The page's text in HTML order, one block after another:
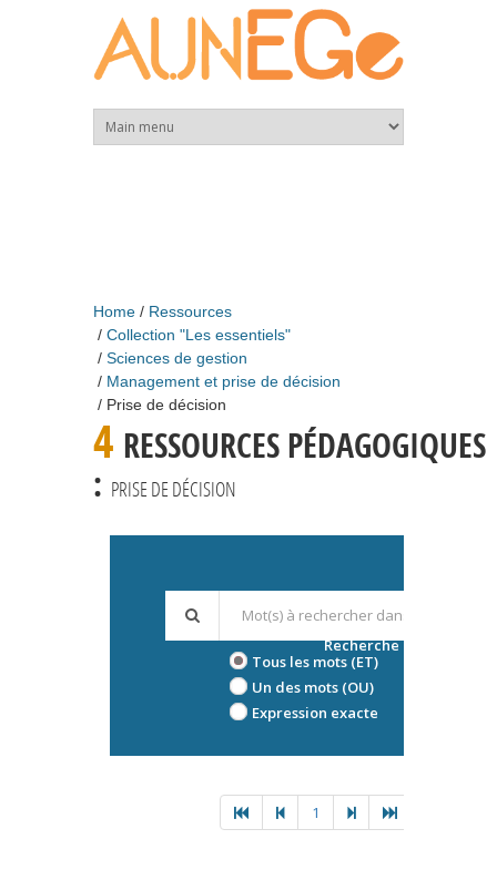
Home
Ressources
Collection "Les essentiels"
Sciences de gestion
Management et prise de décision
Prise de décision
4 RESSOURCES PÉDAGOGIQUES
: PRISE DE DÉCISION
Tous les mots (ET)
Un des mots (OU)
Expression exacte
Recherche avancée
1